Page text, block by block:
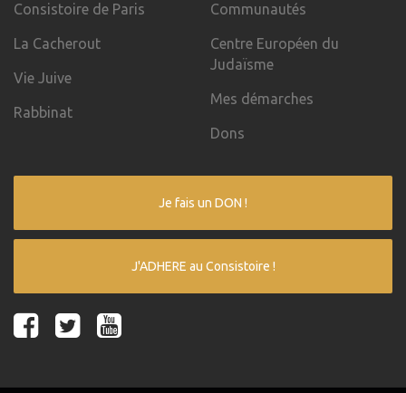
Consistoire de Paris
La Cacherout
Vie Juive
Rabbinat
Communautés
Centre Européen du
Judaïsme
Mes démarches
Dons
Je fais un DON !
J'ADHERE au Consistoire !